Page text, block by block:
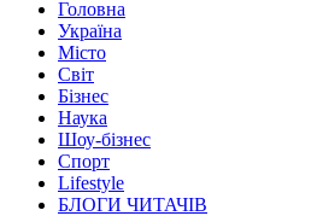
Головна
Україна
Місто
Світ
Бізнес
Наука
Шоу-бізнес
Спорт
Lifestyle
БЛОГИ ЧИТАЧІВ